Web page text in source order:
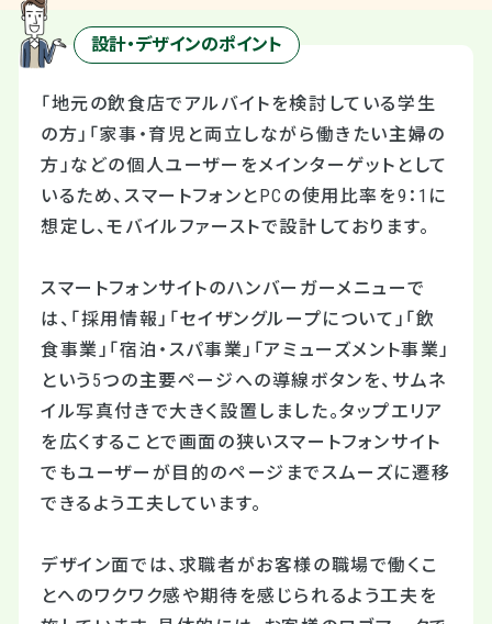
設計・デザインのポイント
「地元の飲食店でアルバイトを検討している学生
の方」「家事・育児と両立しながら働きたい主婦の
方」などの個人ユーザーをメインターゲットとして
いるため、スマートフォンとPCの使用比率を9：1に
想定し、モバイルファーストで設計しております。
スマートフォンサイトのハンバーガーメニューで
は、「採用情報」「セイザングループについて」「飲
食事業」「宿泊・スパ事業」「アミューズメント事業」
という5つの主要ページへの導線ボタンを、サムネ
イル写真付きで大きく設置しました。タップエリア
を広くすることで画面の狭いスマートフォンサイト
でもユーザーが目的のページまでスムーズに遷移
できるよう工夫しています。
デザイン面では、求職者がお客様の職場で働くこ
とへのワクワク感や期待を感じられるよう工夫を